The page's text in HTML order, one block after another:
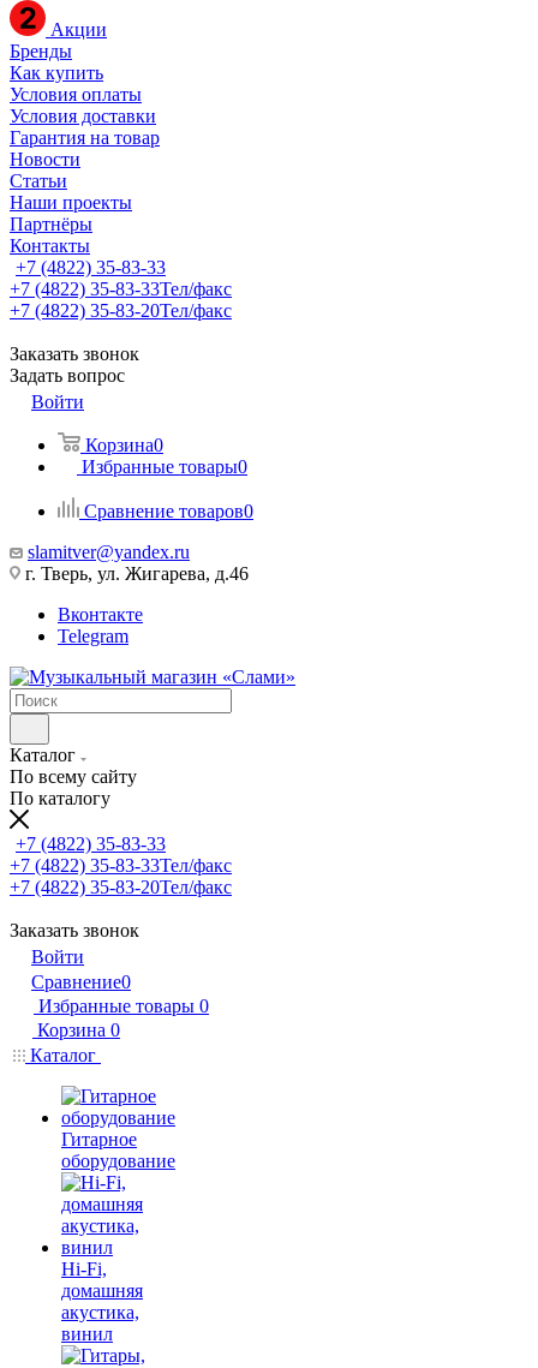
Акции
Бренды
Как купить
Условия оплаты
Условия доставки
Гарантия на товар
Новости
Статьи
Наши проекты
Партнёры
Контакты
+7 (4822) 35-83-33
+7 (4822) 35-83-33Тел/факс
+7 (4822) 35-83-20Тел/факс
Заказать звонок
Задать вопрос
Войти
Корзина0
Избранные товары0
Сравнение товаров0
slamitver@yandex.ru
г. Тверь, ул. Жигарева, д.46
Вконтакте
Telegram
Каталог
По всему сайту
По каталогу
+7 (4822) 35-83-33
+7 (4822) 35-83-33Тел/факс
+7 (4822) 35-83-20Тел/факс
Заказать звонок
Войти
Сравнение0
Избранные товары 0
Корзина 0
Каталог
Гитарное
оборудование
Hi-Fi,
домашняя
акустика,
винил